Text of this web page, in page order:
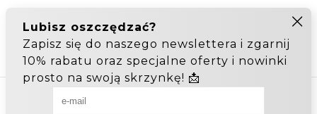

Odstąp od umowy tutaj
Zakupy hurtowe: